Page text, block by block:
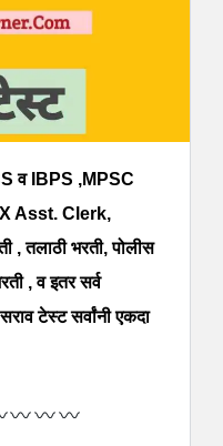
व IBPS ,MPSC
Asst. Clerk,
, तलाठी भरती, पोलीस
, व इतर सर्व
टेस्ट सर्वांनी एकदा